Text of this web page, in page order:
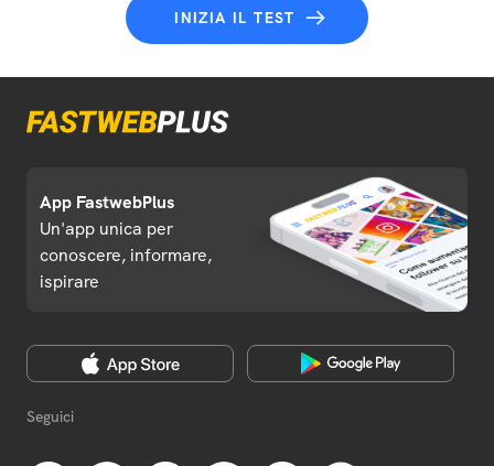
INIZIA IL TEST
App FastwebPlus
Un'app unica per
conoscere, informare,
ispirare
Seguici